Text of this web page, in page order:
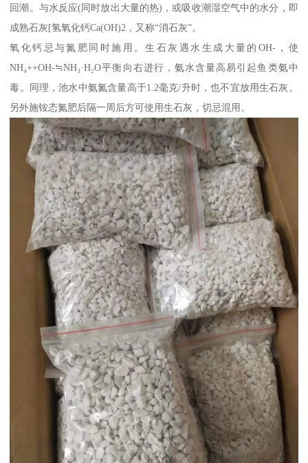
回潮。与水反应(同时放出大量的热)，或吸收潮湿空气中的水分，即
成熟石灰[氢氧化钙Ca(OH)2，又称“消石灰”。
氧化钙忌与氮肥同时施用。生石灰遇水生成大量的OH-，使
NH₄++OH-≒NH₃·H₂O平衡向右进行，氨水含量高易引起鱼类氨中
毒。同理，池水中氨氮含量高于1.2毫克/升时，也不宜放用生石灰。
另外施铵态氮肥后隔一周后方可使用生石灰，切忌混用。